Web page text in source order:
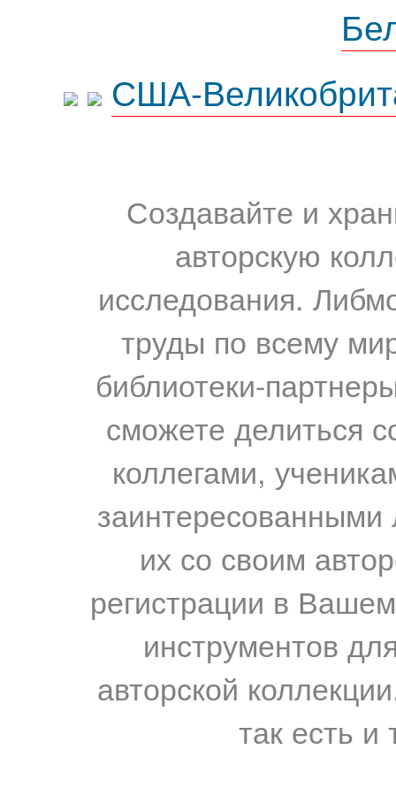
США-
Создавайте и
авторскую
исследования.
труды по всему
библиотеки-
сможете делиться
коллегами,
их со своим
регистрации в
инструментов
авторской
так есть и